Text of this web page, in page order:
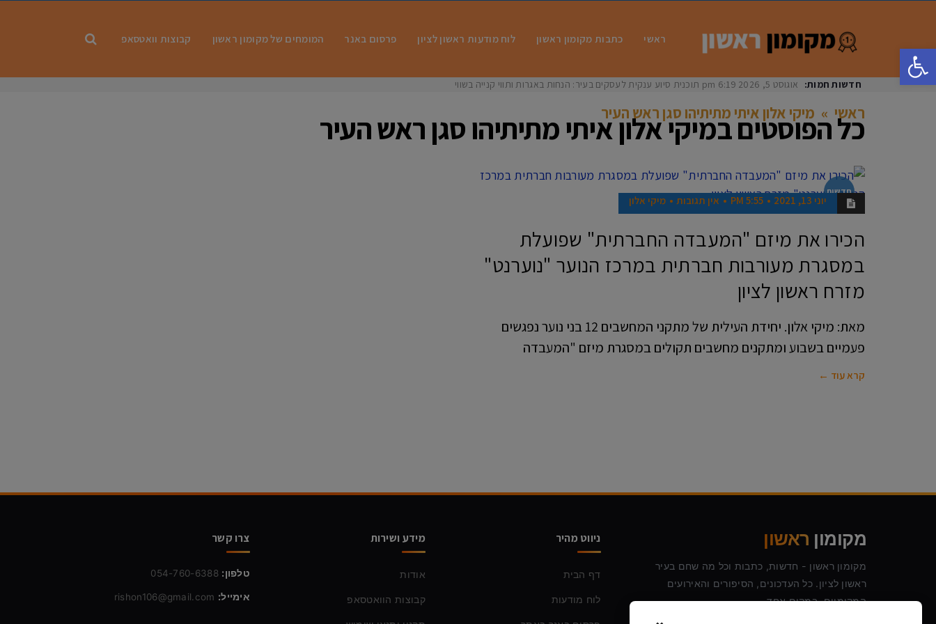
פתח סרגל נגישות
ראשי כתבות מקומון ראשון לוח מודעות ראשון לציון פרסום באנר המומחים של מקומון ראשון קבוצות וואטסאפ
חדשות חמות: אוגוסט 5, 2026 6:19 pm תוכנית סיוע ענקית לעסקים בעיר: הנחות באגרות ותווי קנייה בשווי מיל
ראשי » מיקי אלון איתי מתיתיהו סגן ראש העיר
כל הפוסטים במיקי אלון איתי מתיתיהו סגן ראש העיר
חדשות
יוני 13, 2021 5:55 PM אין תגובות מיקי אלון
הכירו את מיזם "המעבדה החברתית" שפועלת
במסגרת מעורבות חברתית במרכז הנוער "נוערנט"
מזרח ראשון לציון
מאת: מיקי אלון. יחידת העילית של מתקני המחשבים 12 בני נוער נפגשים
פעמיים בשבוע ומתקנים מחשבים תקולים במסגרת מיזם "המעבדה
קרא עוד ←
מקומון ראשון
מקומון ראשון - חדשות, כתבות וכל מה שחם בעיר
ראשון לציון. כל העדכונים, הסיפורים והאירועים
המקומיים, במקום אחד.
ניווט מהיר
דף הבית
לוח מודעות
מידע ושירות
אודות
קבוצות הוואטסאפ
צרו קשר
טלפון: 054-760-6388
אימייל: rishon106@gmail.com